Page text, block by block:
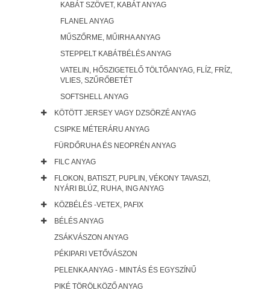
KABÁT SZÖVET, KABÁT ANYAG
FLANEL ANYAG
MŰSZŐRME, MŰIRHA ANYAG
STEPPELT KABÁTBÉLÉS ANYAG
VATELIN, HŐSZIGETELŐ TÖLTŐANYAG, FLÍZ, FRÍZ,
VLIES, SZŰRŐBETÉT
SOFTSHELL ANYAG
KÖTÖTT JERSEY VAGY DZSÖRZÉ ANYAG
CSIPKE MÉTERÁRU ANYAG
FÜRDŐRUHA ÉS NEOPRÉN ANYAG
FILC ANYAG
FLOKON, BATISZT, PUPLIN, VÉKONY TAVASZI,
NYÁRI BLÚZ, RUHA, ING ANYAG
KÖZBÉLÉS -VETEX, PAFIX
BÉLÉS ANYAG
ZSÁKVÁSZON ANYAG
PÉKIPARI VETŐVÁSZON
PELENKA ANYAG - MINTÁS ÉS EGYSZÍNŰ
PIKÉ TÖRÖLKÖZŐ ANYAG